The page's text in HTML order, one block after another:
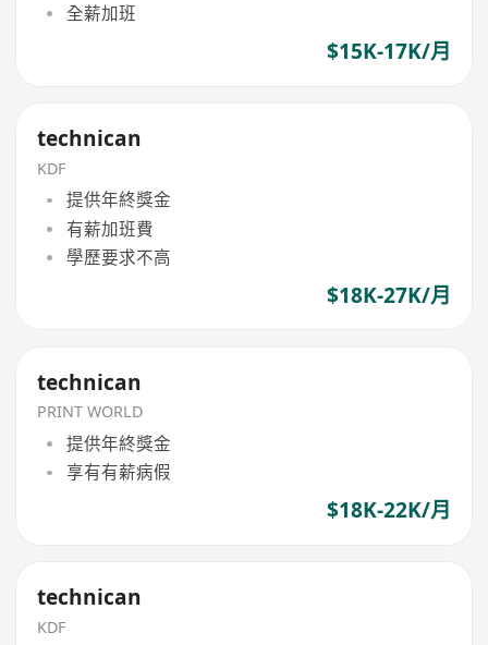
全薪加班
$15K-17K/月
technican
KDF
提供年終獎金
有薪加班費
學歷要求不高
$18K-27K/月
technican
PRINT WORLD
提供年終獎金
享有有薪病假
$18K-22K/月
technican
KDF